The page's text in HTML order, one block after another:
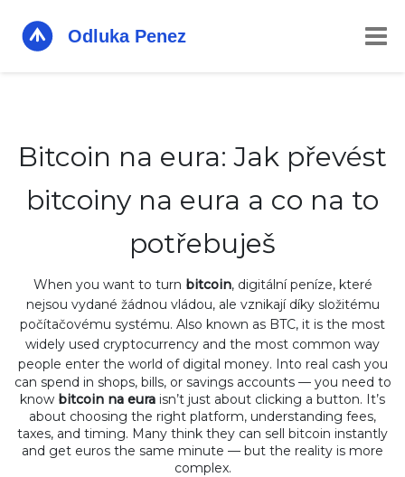
Bitcoin na eura: Jak převést
bitcoiny na eura a co na to
potřebuješ
When you want to turn bitcoin, digitální peníze, které
nejsou vydané žádnou vládou, ale vznikají díky složitému
počítačovému systému. Also known as BTC, it is the most
widely used cryptocurrency and the most common way
people enter the world of digital money. Into real cash you
can spend in shops, bills, or savings accounts — you need to
know bitcoin na eura isn’t just about clicking a button. It’s
about choosing the right platform, understanding fees,
taxes, and timing. Many think they can sell bitcoin instantly
and get euros the same minute — but the reality is more
complex.